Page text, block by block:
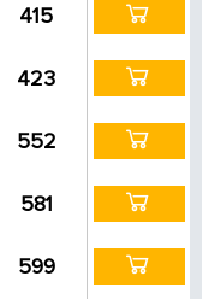
415
423
552
581
599